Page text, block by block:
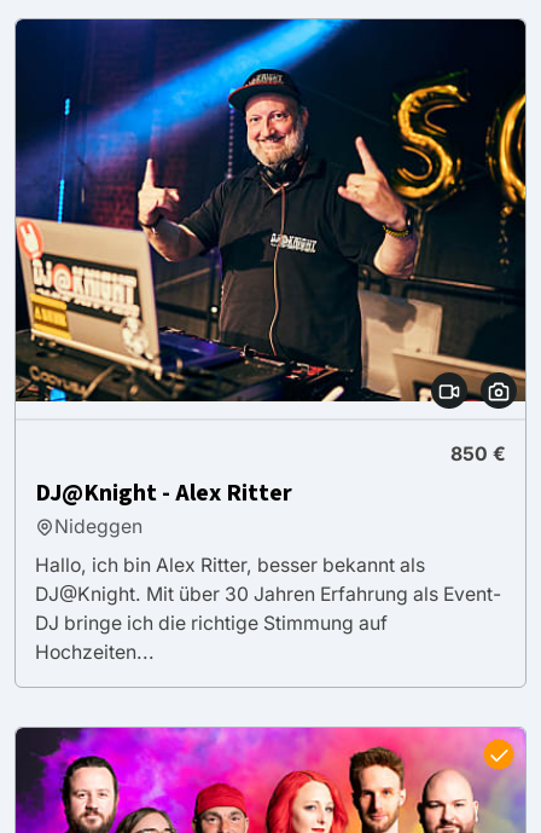
850 €
DJ@Knight - Alex Ritter
Nideggen
Hallo, ich bin Alex Ritter, besser bekannt als
DJ@Knight. Mit über 30 Jahren Erfahrung als Event-
DJ bringe ich die richtige Stimmung auf
Hochzeiten...